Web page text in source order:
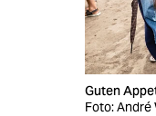
Guten
Foto: